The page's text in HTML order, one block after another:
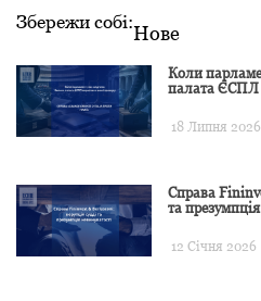
Збережи собі:Нове
Коли
палата ЄСПЛ
18 Липня 2026
Справа
та
12 Січня 2026